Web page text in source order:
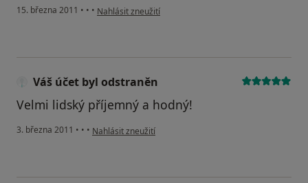
15. března 2011 • • • podle názoru uživatele Pacient
Nahlásit zneužití
Váš účet byl odstraněn
Velmi lidský příjemný a hodný!
3. března 2011 • • • podle názoru uživatele Váš účet byl odstraněn
Nahlásit zneužití